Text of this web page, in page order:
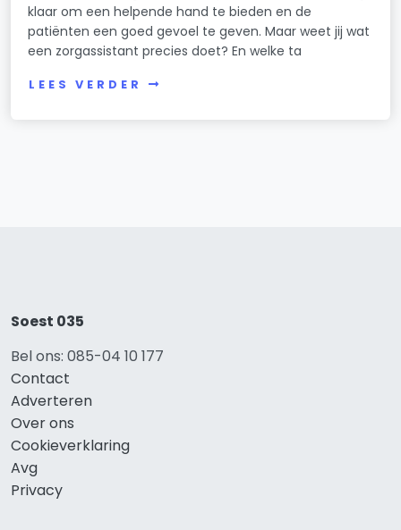
klaar om een helpende hand te bieden en de
patiënten een goed gevoel te geven. Maar weet jij wat
een zorgassistant precies doet? En welke ta
LEES VERDER
Soest 035
Bel ons: 085-04 10 177
Contact
Adverteren
Over ons
Cookieverklaring
Avg
Privacy